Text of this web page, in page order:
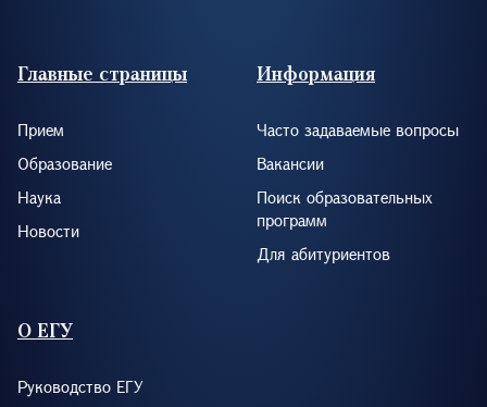
Footer (RUS)
Главные страницы
Прием
Образование
Наука
Новости
Информация
Часто задаваемые вопросы
Вакансии
Поиск образовательных
программ
Для абитуриентов
О ЕГУ
Руководство ЕГУ